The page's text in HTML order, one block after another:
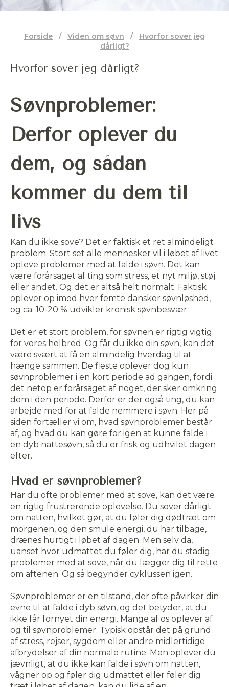
Forside / Viden om søvn /
Hvorfor sover jeg
dårligt?
Hvorfor sover jeg dårligt?
Søvnproblemer:
Derfor oplever du
dem, og sådan
kommer du dem til
livs
Kan du ikke sove? Det er faktisk et ret almindeligt
problem. Stort set alle mennesker vil i løbet af livet
opleve problemer med at falde i søvn. Det kan
være forårsaget af ting som stress, et nyt miljø, støj
eller andet. Og det er altså helt normalt. Faktisk
oplever op imod hver femte dansker søvnløshed,
og ca. 10-20 % udvikler kronisk søvnbesvær.
Det er et stort problem, for søvnen er rigtig vigtig
for vores helbred. Og får du ikke din søvn, kan det
være svært at få en almindelig hverdag til at
hænge sammen. De fleste oplever dog kun
søvnproblemer i en kort periode ad gangen, fordi
det netop er forårsaget af noget, der sker omkring
dem i den periode. Derfor er der også ting, du kan
arbejde med for at falde nemmere i søvn. Her på
siden fortæller vi om, hvad søvnproblemer består
af, og hvad du kan gøre for igen at kunne falde i
en dyb nattesøvn, så du er frisk og udhvilet dagen
efter.
Hvad er søvnproblemer?
Har du ofte problemer med at sove, kan det være
en rigtig frustrerende oplevelse. Du sover dårligt
om natten, hvilket gør, at du føler dig dødtræt om
morgenen, og den smule energi, du har tilbage,
drænes hurtigt i løbet af dagen. Men selv da,
uanset hvor udmattet du føler dig, har du stadig
problemer med at sove, når du lægger dig til rette
om aftenen. Og så begynder cyklussen igen.
Søvnproblemer er en tilstand, der ofte påvirker din
evne til at falde i dyb søvn, og det betyder, at du
ikke får fornyet din energi. Mange af os oplever af
og til søvnproblemer. Typisk opstår det på grund
af stress, rejser, sygdom eller andre midlertidige
afbrydelser af din normale rutine. Men oplever du
jævnligt, at du ikke kan falde i søvn om natten,
vågner op og føler dig udmattet eller føler dig